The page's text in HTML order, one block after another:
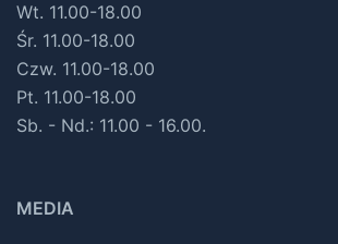
Wt. 11.00-18.00
Śr. 11.00-18.00
Czw. 11.00-18.00
Pt. 11.00-18.00
Sb. - Nd.: 11.00 - 16.00.
MEDIA